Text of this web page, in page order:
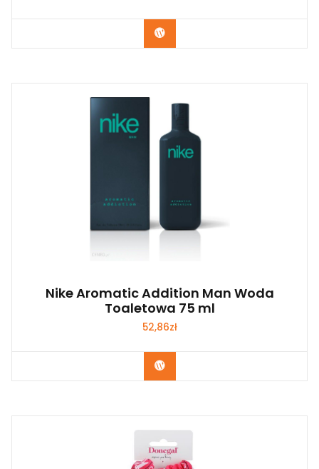
Zobacz
Nike Aromatic Addition Man Woda
Toaletowa 75 ml
52,86zł
Zobacz